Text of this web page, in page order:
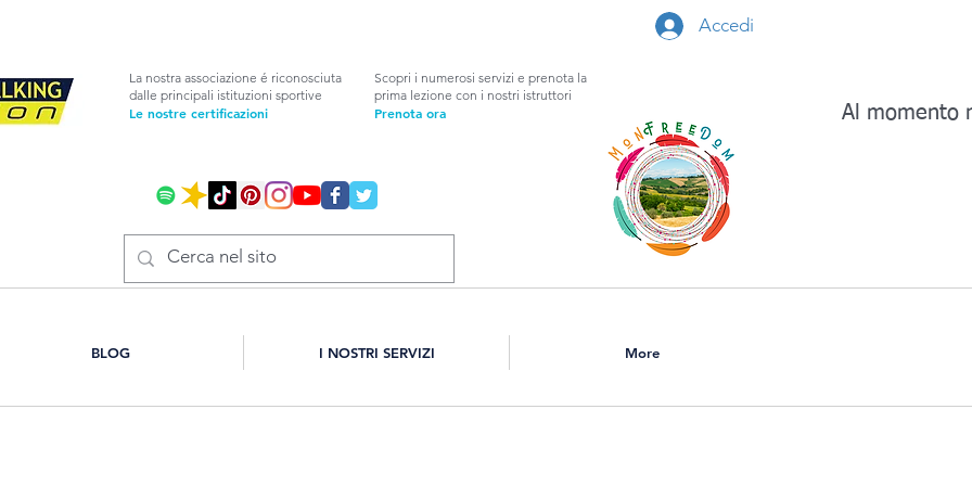
Accedi
La nostra associazione é riconosciuta
dalle principali istituzioni sportive
Le nostre certificazioni
Scopri i numerosi servizi e prenota la
prima lezione con i nostri istruttori
Prenota ora Al momento
BLOG I NOSTRI SERVIZI More